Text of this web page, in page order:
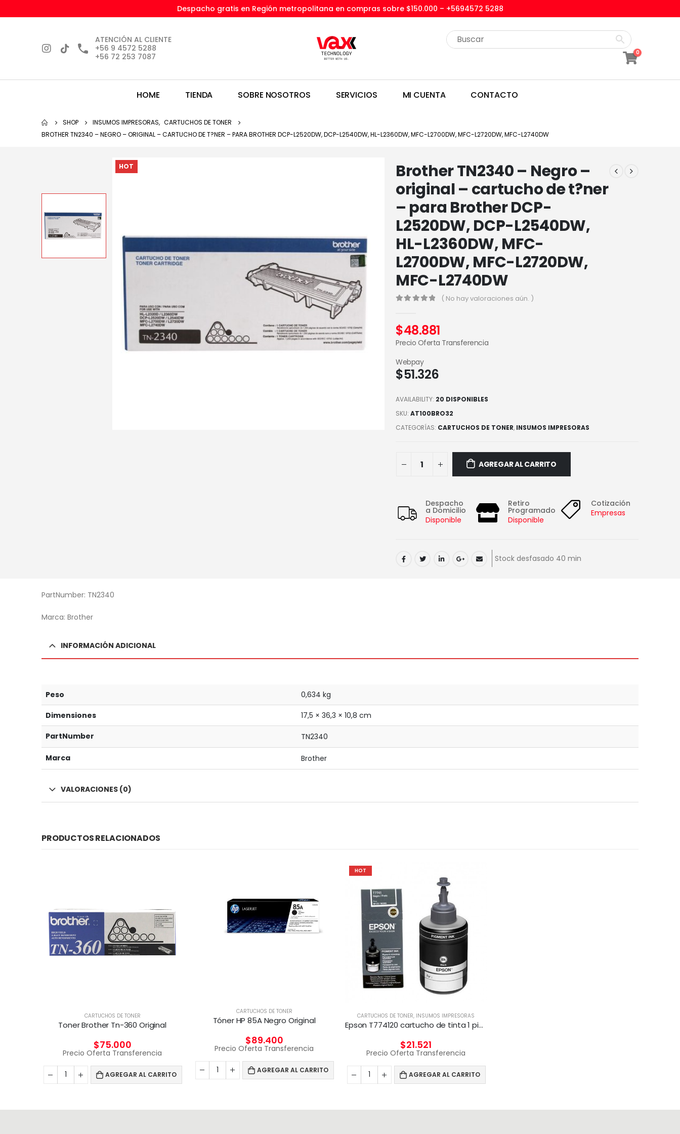
Despacho gratis en Región metropolitana en compras sobre $150.000 – +5694572 5288
ATENCIÓN AL CLIENTE
+56 9 4572 5288
+56 72 253 7087
0
HOME TIENDA SOBRE NOSOTROS SERVICIOS MI CUENTA CONTACTO
SHOP INSUMOS IMPRESORAS, CARTUCHOS DE TONER
BROTHER TN2340 – NEGRO – ORIGINAL – CARTUCHO DE T?NER – PARA BROTHER DCP-L2520DW, DCP-L2540DW, HL-L2360DW, MFC-L2700DW, MFC-L2720DW, MFC-L2740DW
HOT
Brother TN2340 – Negro –
original – cartucho de t?ner
– para Brother DCP-
L2520DW, DCP-L2540DW,
HL-L2360DW, MFC-
L2700DW, MFC-L2720DW,
MFC-L2740DW
( No hay valoraciones aún. )
$48.881
Precio Oferta Transferencia
$51.326
Webpay
AVAILABILITY: 20 DISPONIBLES
SKU: AT100BRO32
CATEGORÍAS: CARTUCHOS DE TONER, INSUMOS IMPRESORAS
AGREGAR AL CARRITO
Despacho
a Domicilio
Disponible
Retiro
Programado
Disponible
Cotización
Empresas
Stock desfasado 40 min
PartNumber: TN2340
Marca: Brother
INFORMACIÓN ADICIONAL
Peso 0,634 kg
Dimensiones 17,5 × 36,3 × 10,8 cm
PartNumber TN2340
Marca Brother
VALORACIONES (0)
PRODUCTOS RELACIONADOS
CARTUCHOS DE TONER
Toner Brother Tn-360 Original
$75.000
Precio Oferta Transferencia
AGREGAR AL CARRITO
CARTUCHOS DE TONER
Tóner HP 85A Negro Original
$89.400
Precio Oferta Transferencia
AGREGAR AL CARRITO
HOT
CARTUCHOS DE TONER, INSUMOS IMPRESORAS
Epson T774120 cartucho de tinta 1 pieza(s) Original Negro
$21.521
Precio Oferta Transferencia
AGREGAR AL CARRITO